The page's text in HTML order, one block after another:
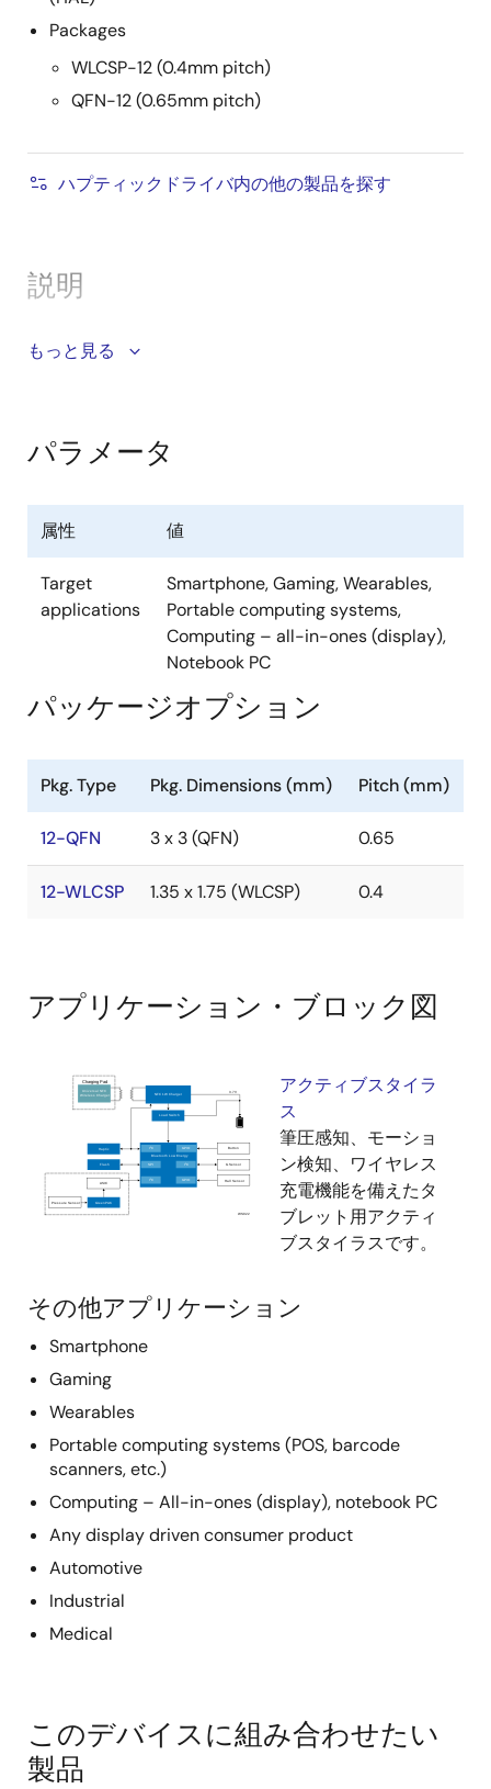
Packages
WLCSP-12 (0.4mm pitch)
QFN-12 (0.65mm pitch)
ハプティックドライバ内の他の製品を探す
説明
The DA7282 ultra-low power haptic driver, combines
resonance up to 300Hz producing highly complex
applications.
The DA7282 differs from theDA7280andDA7281by
providing the capability to go into a full standby
mode, lowering current consumption to 5nA.
20x lower standby current, minimizing the drain on
Constant resonance frequency tracking through
continuous current drive monitoring
Ultra-low power consumption meaning longer
Only 0.75ms latency when responding from ultra-
vibration
Enables wideband effects as well as supporting
Drives distinct haptic effects triggered by multiple
inputs without need to wake the host processor
Detects issues with motor automatically
Frequency, time, amplitude triplets to program the
waveform
Quick and easy software development using the
もっと見る
パラメータ
属性 値
Target
applications
Smartphone, Gaming, Wearables,
Portable computing systems,
Computing – all-in-ones (display),
Notebook PC
パッケージオプション
Pkg. Type Pkg. Dimensions (mm) Pitch (mm)
12-QFN 3 x 3 (QFN) 0.65
12-WLCSP 1.35 x 1.75 (WLCSP) 0.4
アプリケーション・ブロック図
アクティブスタイラ
ス
筆圧感知、モーショ
ン検知、ワイヤレス
充電機能を備えたタ
ブレット用アクティ
ブスタイラスです。
その他アプリケーション
Smartphone
Gaming
Wearables
Portable computing systems (POS, barcode
scanners, etc.)
Computing – All-in-ones (display), notebook PC
Any display driven consumer product
Automotive
Industrial
Medical
このデバイスに組み合わせたい
製品